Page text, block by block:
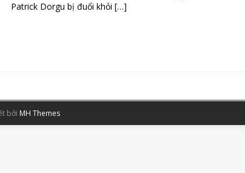
Patrick Dorgu bị đuổi khỏi […]
bởi MH Themes